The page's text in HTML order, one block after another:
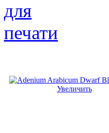
Увеличить